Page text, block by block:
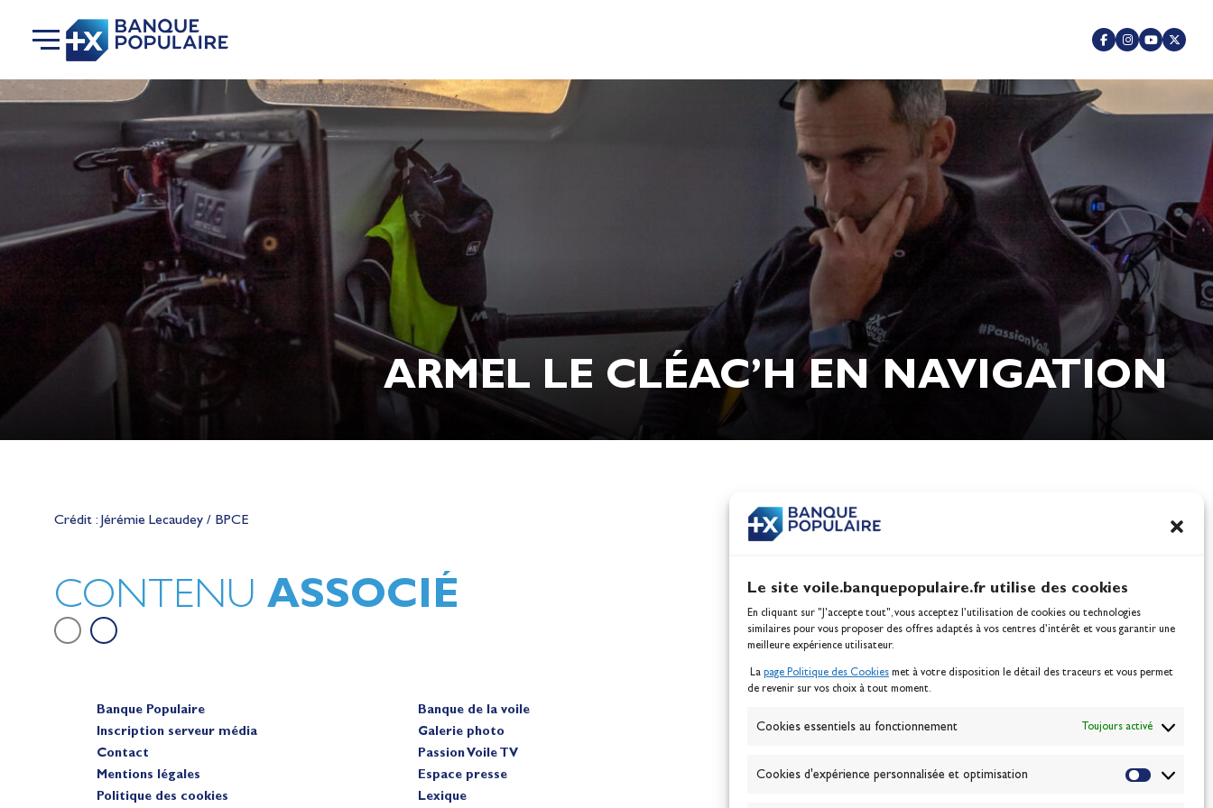
Le site voile.banquepopulaire.fr utilise des cookies
En cliquant sur "J'accepte tout", vous acceptez l’utilisation de cookies ou technologies
similaires pour vous proposer des offres adaptés à vos centres d’intérêt et vous garantir une
meilleure expérience utilisateur.
La page Politique des Cookies met à votre disposition le détail des traceurs et vous permet
de revenir sur vos choix à tout moment.
Cookies essentiels au fonctionnement Toujours activé
Cookies d'expérience personnalisée et optimisation
ARMEL LE CLÉAC’H EN NAVIGATION
Crédit : Jérémie Lecaudey / BPCE
CONTENU ASSOCIÉ
sur le plan d'eau des Jeux Olympiques
Berthomieu, vice-championnes
100% Glisse - Écoles
Banque Populaire
Inscription serveur média
Contact
Mentions légales
Politique des cookies
Banque de la voile
Galerie photo
Passion Voile TV
Espace presse
Lexique
ABONNEZ-VOUS